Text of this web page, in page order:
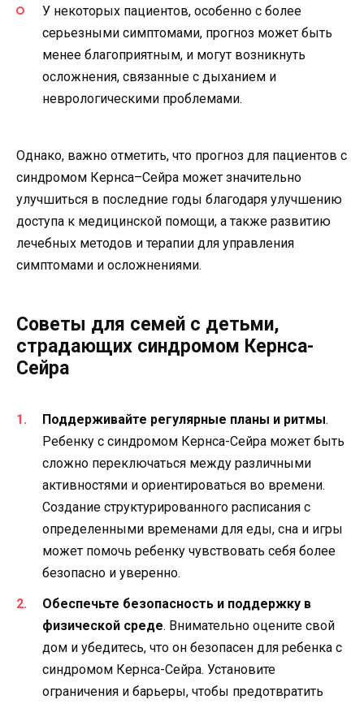
У некоторых пациентов, особенно с более
серьезными симптомами, прогноз может быть
менее благоприятным, и могут возникнуть
осложнения, связанные с дыханием и
неврологическими проблемами.
Однако, важно отметить, что прогноз для пациентов с
синдромом Кернса–Сейра может значительно
улучшиться в последние годы благодаря улучшению
доступа к медицинской помощи, а также развитию
лечебных методов и терапии для управления
симптомами и осложнениями.
Советы для семей с детьми,
страдающих синдромом Кернса-
Сейра
Поддерживайте регулярные планы и ритмы.
Ребенку с синдромом Кернса-Сейра может быть
сложно переключаться между различными
активностями и ориентироваться во времени.
Создание структурированного расписания с
определенными временами для еды, сна и игры
может помочь ребенку чувствовать себя более
безопасно и уверенно.
Обеспечьте безопасность и поддержку в
физической среде. Внимательно оцените свой
дом и убедитесь, что он безопасен для ребенка с
синдромом Кернса-Сейра. Установите
ограничения и барьеры, чтобы предотвратить